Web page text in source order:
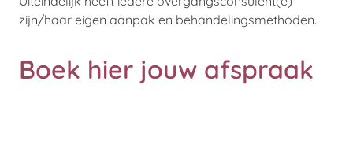
zijn/haar eigen aanpak en behandelingsmethoden.
Boek hier jouw afspraak